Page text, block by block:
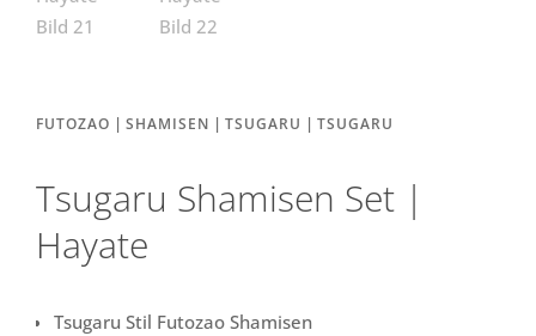
FUTOZAO | SHAMISEN | TSUGARU | TSUGARU
Tsugaru Shamisen Set |
Hayate
Tsugaru Stil Futozao Shamisen